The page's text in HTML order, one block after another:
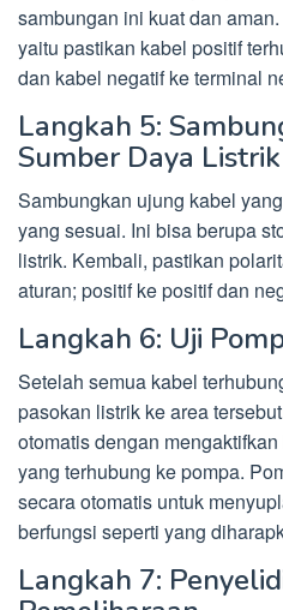
sambungan ini kuat dan
yaitu pastikan kabel positif
dan kabel negatif ke terminal
Langkah 5:
Sumber Daya Listrik
Sambungkan ujung kabel
yang sesuai. Ini bisa berupa
listrik. Kembali, pastikan
aturan; positif ke positif dan
Langkah 6: Uji
Setelah semua kabel
pasokan listrik ke area
otomatis dengan
yang terhubung ke pompa.
secara otomatis untuk
berfungsi seperti yang
Langkah 7: